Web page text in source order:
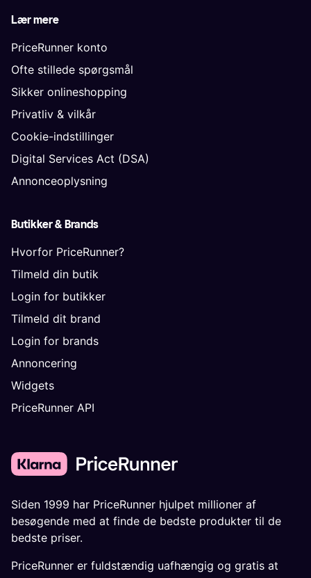
Lær mere
PriceRunner konto
Ofte stillede spørgsmål
Sikker onlineshopping
Privatliv & vilkår
Cookie-indstillinger
Digital Services Act (DSA)
Annonceoplysning
Butikker & Brands
Hvorfor PriceRunner?
Tilmeld din butik
Login for butikker
Tilmeld dit brand
Login for brands
Annoncering
Widgets
PriceRunner API
Siden 1999 har PriceRunner hjulpet millioner af
besøgende med at finde de bedste produkter til de
bedste priser.
PriceRunner er fuldstændig uafhængig og gratis at